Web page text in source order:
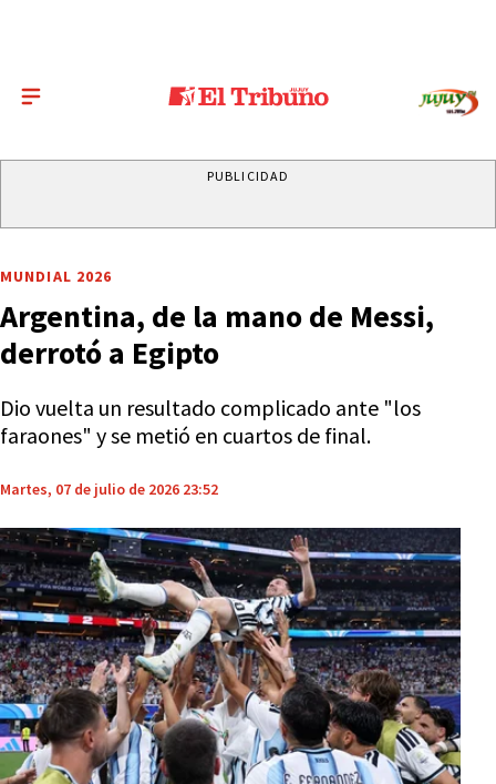
PUBLICIDAD
MUNDIAL 2026
Argentina, de la mano de Messi,
derrotó a Egipto
Dio vuelta un resultado complicado ante "los
faraones" y se metió en cuartos de final.
Martes, 07 de julio de 2026 23:52